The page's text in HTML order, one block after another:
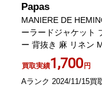
Papas
MANIERE DE
ーラードジャケット
ー 背抜き 麻 リネン M
買取実績1,700円
Aランク 2024/11/15買